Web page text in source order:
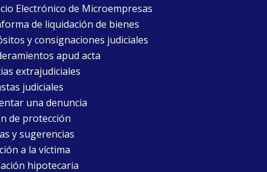
Electrónico de Microempresas
de liquidación de bienes
y consignaciones judiciales
apud acta
extrajudiciales
judiciales
una denuncia
de protección
y sugerencias
a la víctima
hipotecaria